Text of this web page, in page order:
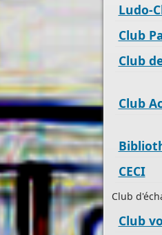
Ludo-
Club
Club
Club
CECI
Club
Club
DECLARATION PREALABLE
en ligne
vous pouvez profiter de lasaisine
pour déposer votre
d’urbanisme
d’aménager et de démolir,